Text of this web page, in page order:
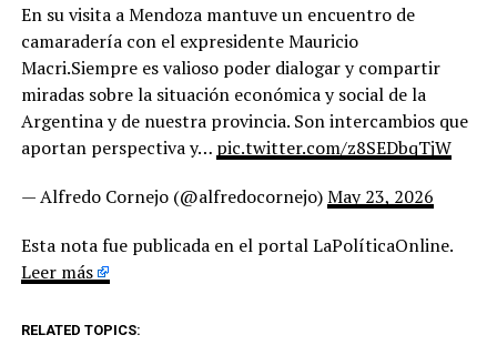
En su visita a Mendoza mantuve un encuentro de
camaradería con el expresidente Mauricio
Macri.Siempre es valioso poder dialogar y compartir
miradas sobre la situación económica y social de la
Argentina y de nuestra provincia. Son intercambios que
aportan perspectiva y… pic.twitter.com/z8SEDbqTjW
— Alfredo Cornejo (@alfredocornejo)May 23, 2026
Esta nota fue publicada en el portal LaPolíticaOnline.
Leer más
RELATED TOPICS: